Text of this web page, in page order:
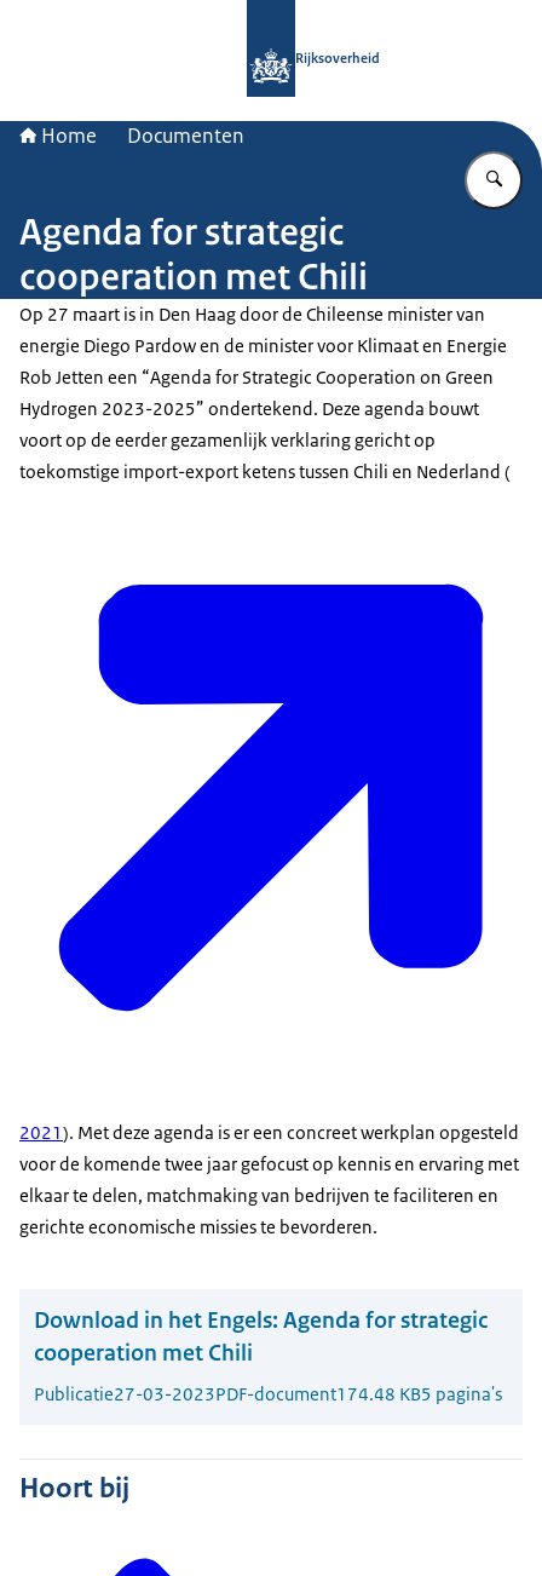
Rijksoverheid
Home Documenten
Agenda for strategic
cooperation met Chili
Op 27 maart is in Den Haag door de Chileense minister van
energie Diego Pardow en de minister voor Klimaat en Energie
Rob Jetten een “Agenda for Strategic Cooperation on Green
Hydrogen 2023-2025” ondertekend. Deze agenda bouwt
voort op de eerder gezamenlijk verklaring gericht op
toekomstige import-export ketens tussen Chili en Nederland (
2021). Met deze agenda is er een concreet werkplan opgesteld
voor de komende twee jaar gefocust op kennis en ervaring met
elkaar te delen, matchmaking van bedrijven te faciliteren en
gerichte economische missies te bevorderen.
Download in het Engels: Agenda for strategic
cooperation met Chili
Publicatie27-03-2023PDF-document174.48 KB5 pagina's
Hoort bij